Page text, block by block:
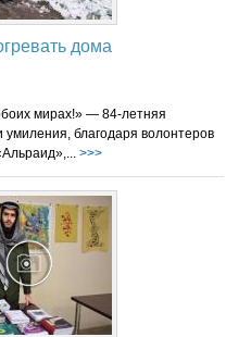
дома
мирах!» — 84-летняя
благодаря волонтеров
>>>